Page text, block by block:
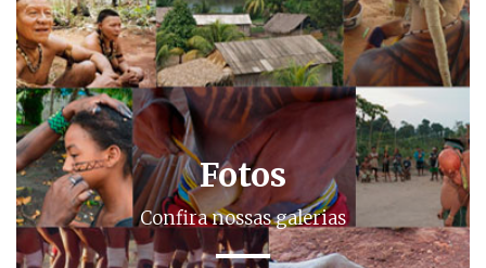
Fotos
Confira nossas galerias